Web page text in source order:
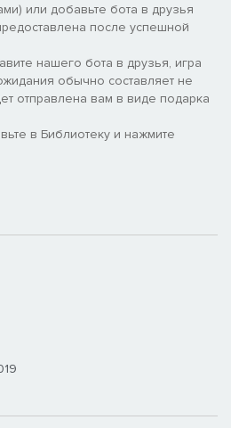
Восьми Князей»
лет после событий игры Total
предстоит играть за новые
самых влиятельных князей
из них присущи особые игровые
лидера, вы будете вынуждены
к одному из пяти
привычных по Total War:
все они обладают
значительно влияющими на
или добавьте бота в друзья
после успешной
нашего бота в друзья, игра
обычно составляет не
отправлена вам в виде подарка
в Библиотеку и нажмите